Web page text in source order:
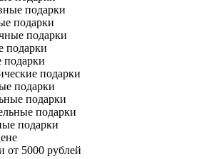
подарки
подарки
подарки
подарки
подарки
подарки
подарки
подарки
от 5000 рублей